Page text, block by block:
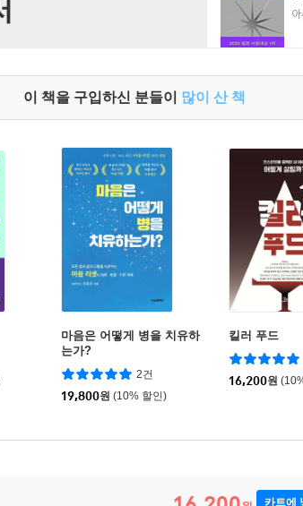
이 책을 구입하신 분들이 많이 산 책
마음은 어떻게 병을 치유하
는가?
2건
19,800원 (10% 할인)
킬러 푸드
16,200원
카트에